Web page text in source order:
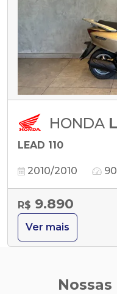
HONDA
LEAD 110
2010/2010
R$ 9.890
Ver mais